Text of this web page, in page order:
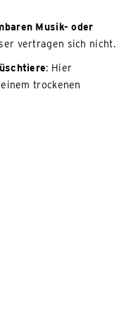
Musik- oder
vertragen sich nicht.
: Hier
trockenen